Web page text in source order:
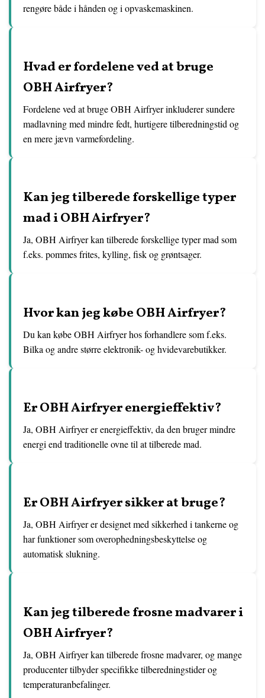
rengøre både i hånden og i opvaskemaskinen.
Hvad er fordelene ved at bruge
OBH Airfryer?
Fordelene ved at bruge OBH Airfryer inkluderer sundere
madlavning med mindre fedt, hurtigere tilberedningstid og
en mere jævn varmefordeling.
Kan jeg tilberede forskellige typer
mad i OBH Airfryer?
Ja, OBH Airfryer kan tilberede forskellige typer mad som
f.eks. pommes frites, kylling, fisk og grøntsager.
Hvor kan jeg købe OBH Airfryer?
Du kan købe OBH Airfryer hos forhandlere som f.eks.
Bilka og andre større elektronik- og hvidevarebutikker.
Er OBH Airfryer energieffektiv?
Ja, OBH Airfryer er energieffektiv, da den bruger mindre
energi end traditionelle ovne til at tilberede mad.
Er OBH Airfryer sikker at bruge?
Ja, OBH Airfryer er designet med sikkerhed i tankerne og
har funktioner som overophedningsbeskyttelse og
automatisk slukning.
Kan jeg tilberede frosne madvarer i
OBH Airfryer?
Ja, OBH Airfryer kan tilberede frosne madvarer, og mange
producenter tilbyder specifikke tilberedningstider og
temperaturanbefalinger.